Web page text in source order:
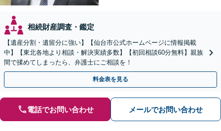
相続財産調査・鑑定
【遺産分割・遺留分に強い】【仙台市公式ホームページに情報掲載
中】【東北各地より相談・解決実績多数】【初回相談60分無料】親族
間で揉めてしまったら、弁護士にご相談を！
料金表を見る
電話でお問い合わせ メールでお問い合わせ